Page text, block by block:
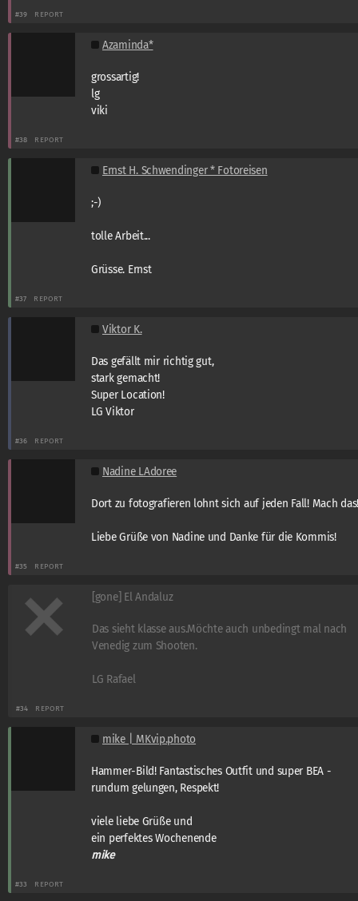
#39 REPORT
Azaminda*
grossartig!
lg
viki
#38 REPORT
Ernst H. Schwendinger * Fotoreisen
;-)
tolle Arbeit...
Grüsse. Ernst
#37 REPORT
Viktor K.
Das gefällt mir richtig gut,
stark gemacht!
Super Location!
LG Viktor
#36 REPORT
Nadine LAdoree
Dort zu fotografieren lohnt sich auf jeden Fall! Mach
Liebe Grüße von Nadine und Danke für die Kommis!
#35 REPORT
[gone] El Andaluz
Das sieht klasse aus.Möchte auch unbedingt mal nach
Venedig zum Shooten.
LG Rafael
#34 REPORT
mike | MKvip.photo
Hammer-Bild! Fantastisches Outfit und super BEA -
rundum gelungen, Respekt!
viele liebe Grüße und
ein perfektes Wochenende
mike
#33 REPORT